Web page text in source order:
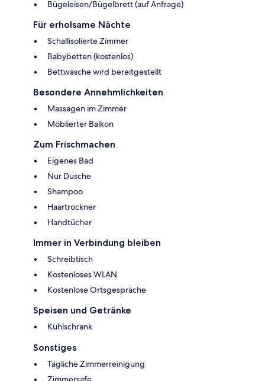
Bügeleisen/Bügelbrett (auf Anfrage)
Für erholsame Nächte
Schallisolierte Zimmer
Babybetten (kostenlos)
Bettwäsche wird bereitgestellt
Besondere Annehmlichkeiten
Massagen im Zimmer
Möblierter Balkon
Zum Frischmachen
Eigenes Bad
Nur Dusche
Shampoo
Haartrockner
Handtücher
Immer in Verbindung bleiben
Schreibtisch
Kostenloses WLAN
Kostenlose Ortsgespräche
Speisen und Getränke
Kühlschrank
Sonstiges
Tägliche Zimmerreinigung